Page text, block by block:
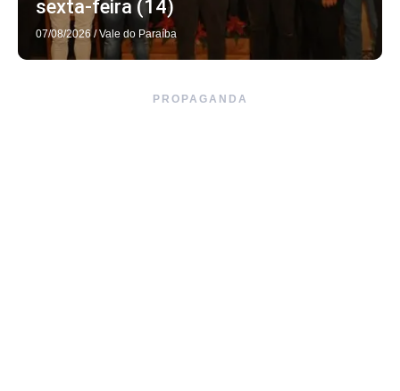
sexta-feira (14)
07/08/2026 / Vale do Paraíba
PROPAGANDA